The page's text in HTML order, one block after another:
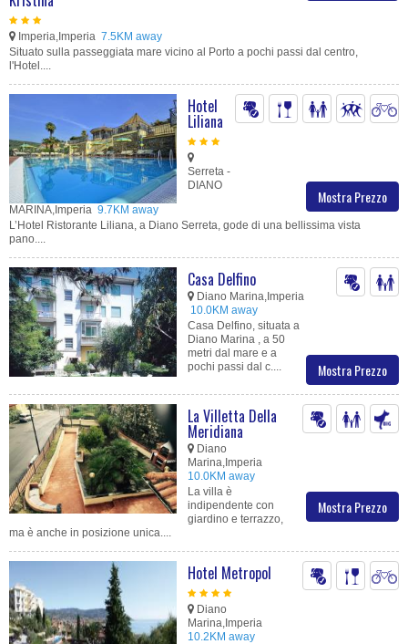
Imperia,Imperia 7.5KM away
Situato sulla passeggiata mare vicino al Porto a pochi passi dal centro,
l'Hotel....
Mostra Prezzo
Hotel
Liliana
Serreta -
DIANO
MARINA,Imperia 9.7KM away
L’Hotel Ristorante Liliana, a Diano Serreta, gode di una bellissima vista
pano....
Mostra Prezzo
Casa Delfino
Diano Marina,Imperia
10.0KM away
Casa Delfino, situata a
Diano Marina , a 50
metri dal mare e a
pochi passi dal c....
Mostra Prezzo
La Villetta Della
Meridiana
Diano
Marina,Imperia
10.0KM away
La villa è
indipendente con
giardino e terrazzo,
ma è anche in posizione unica....
Hotel Metropol
Diano
Marina,Imperia
10.2KM away